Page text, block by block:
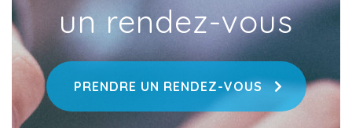
un rendez-vous
PRENDRE UN RENDEZ-VOUS